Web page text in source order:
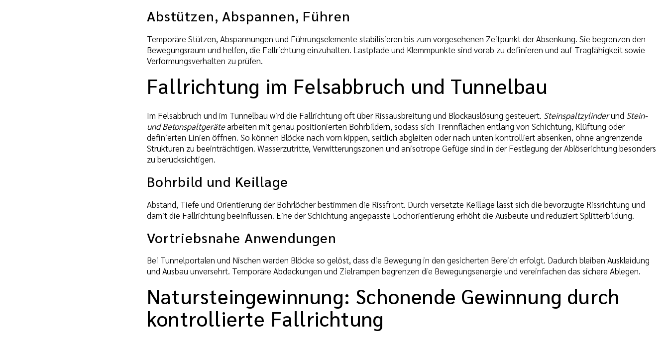
Abstützen, Abspannen, Führen
Temporäre Stützen, Abspannungen und Führungselemente stabilisieren bis zum vorgesehenen Zeitpunkt der Absenkung. Sie begrenzen den
Bewegungsraum und helfen, die Fallrichtung einzuhalten. Lastpfade und Klemmpunkte sind vorab zu definieren und auf Tragfähigkeit sowie
Verformungsverhalten zu prüfen.
Fallrichtung im Felsabbruch und Tunnelbau
Im Felsabbruch und im Tunnelbau wird die Fallrichtung oft über Rissausbreitung und Blockauslösung gesteuert. Steinspaltzylinderund Stein-
und Betonspaltgerätearbeiten mit genau positionierten Bohrbildern, sodass sich Trennflächen entlang von Schichtung, Klüftung oder
definierten Linien öffnen. So können Blöcke nach vorn kippen, seitlich abgleiten oder nach unten kontrolliert absenken, ohne angrenzende
Strukturen zu beeinträchtigen. Wasserzutritte, Verwitterungszonen und anisotrope Gefüge sind in der Festlegung der Ablöserichtung besonders
zu berücksichtigen.
Bohrbild und Keillage
Abstand, Tiefe und Orientierung der Bohrlöcher bestimmen die Rissfront. Durch versetzte Keillage lässt sich die bevorzugte Rissrichtung und
damit die Fallrichtung beeinflussen. Eine der Schichtung angepasste Lochorientierung erhöht die Ausbeute und reduziert Splitterbildung.
Vortriebsnahe Anwendungen
Bei Tunnelportalen und Nischen werden Blöcke so gelöst, dass die Bewegung in den gesicherten Bereich erfolgt. Dadurch bleiben Auskleidung
und Ausbau unversehrt. Temporäre Abdeckungen und Zielrampen begrenzen die Bewegungsenergie und vereinfachen das sichere Ablegen.
Natursteingewinnung: Schonende Gewinnung durch
kontrollierte Fallrichtung